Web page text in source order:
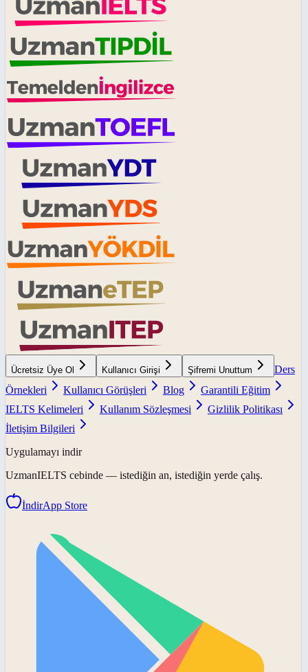
Ücretsiz Üye Ol Kullanıcı Girişi Şifremi Unuttum
Ders
Örnekleri
Kullanıcı Görüşleri Blog
Garantili Eğitim
IELTS Kelimeleri
Kullanım Sözleşmesi
Gizlilik Politikası
İletişim Bilgileri
Uygulamayı indir
UzmanIELTS cebinde — istediğin an, istediğin yerde çalış.
İndirApp Store